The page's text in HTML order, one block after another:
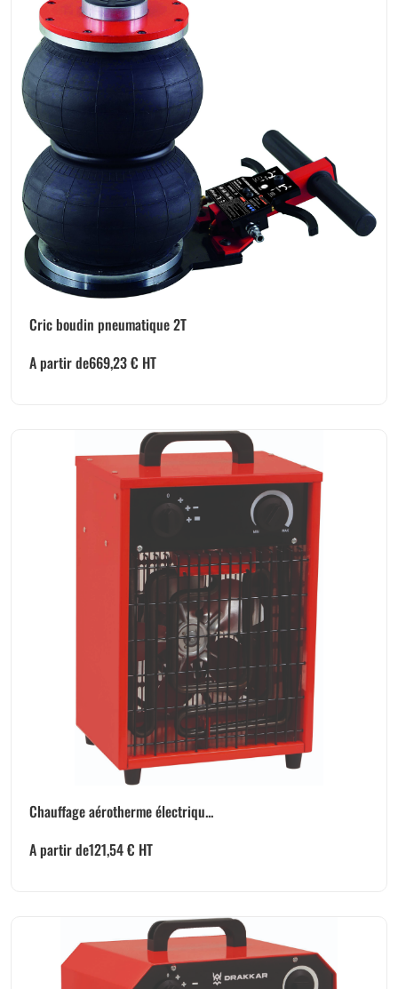
Cric boudin pneumatique 2T
A partir de669,23€ HT
Chauffage aérotherme électriqu...
A partir de121,54€ HT